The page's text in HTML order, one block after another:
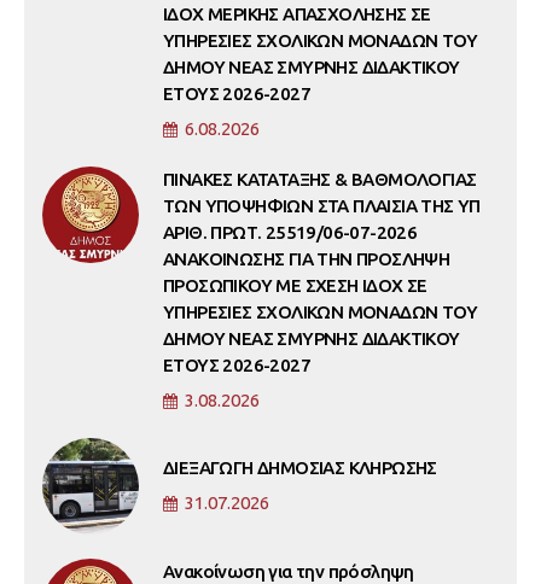
ΙΔΟΧ ΜΕΡΙΚΗΣ ΑΠΑΣΧΟΛΗΣΗΣ ΣΕ
ΥΠΗΡΕΣΙΕΣ ΣΧΟΛΙΚΩΝ ΜΟΝΑΔΩΝ ΤΟΥ
ΔΗΜΟΥ ΝΕΑΣ ΣΜΥΡΝΗΣ ΔΙΔΑΚΤΙΚΟΥ
ΕΤΟΥΣ 2026-2027
6.08.2026
ΠΙΝΑΚΕΣ ΚΑΤΑΤΑΞΗΣ & ΒΑΘΜΟΛΟΓΙΑΣ
ΤΩΝ ΥΠΟΨΗΦΙΩΝ ΣΤΑ ΠΛΑΙΣΙΑ ΤΗΣ ΥΠ
ΑΡΙΘ. ΠΡΩΤ. 25519/06-07-2026
ΑΝΑΚΟΙΝΩΣΗΣ ΓΙΑ ΤΗΝ ΠΡΟΣΛΗΨΗ
ΠΡΟΣΩΠΙΚΟΥ ΜΕ ΣΧΕΣΗ ΙΔΟΧ ΣΕ
ΥΠΗΡΕΣΙΕΣ ΣΧΟΛΙΚΩΝ ΜΟΝΑΔΩΝ ΤΟΥ
ΔΗΜΟΥ ΝΕΑΣ ΣΜΥΡΝΗΣ ΔΙΔΑΚΤΙΚΟΥ
ΕΤΟΥΣ 2026-2027
3.08.2026
ΔΙΕΞΑΓΩΓΗ ΔΗΜΟΣΙΑΣ ΚΛΗΡΩΣΗΣ
31.07.2026
Ανακοίνωση για την πρόσληψη